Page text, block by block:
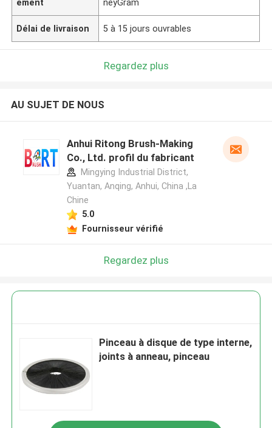
ement
neyGram
Délai de livraison 5 à 15 jours ouvrables
Regardez plus
AU SUJET DE NOUS
Anhui Ritong Brush-Making
Co., Ltd. profil du fabricant
Mingying Industrial District,
Yuantan, Anqing, Anhui, China ,La
Chine
5.0
Fournisseur vérifié
Regardez plus
Pinceau à disque de type interne,
joints à anneau, pinceau